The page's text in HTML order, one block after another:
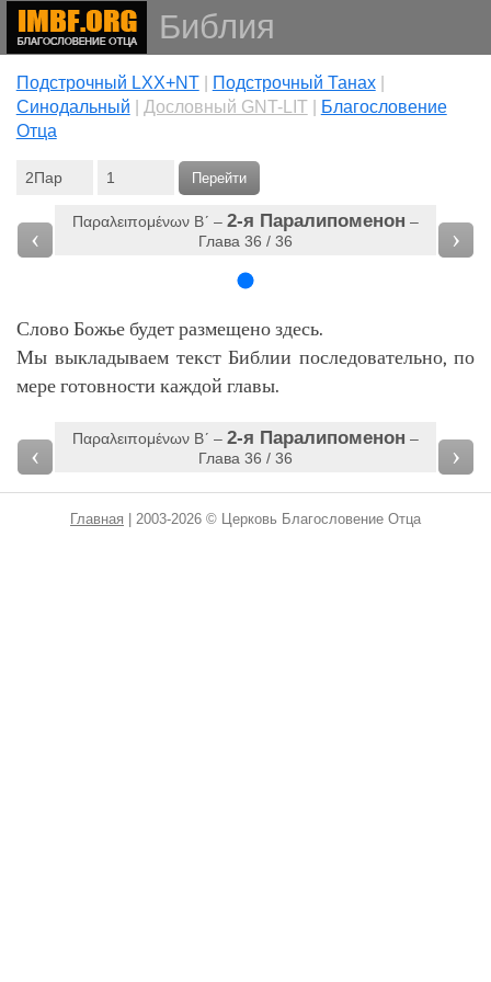
Библия
Подстрочный LXX+NT| Подстрочный Танах|
Cинодальный
Дословный GNT-LIT|
Благословение
Отца
Перейти
‹
Παραλειπομένων Βʹ‎ – 2-я Паралипоменон –
Глава 36 / 36
›
Слово Божье будет размещено здесь.
Мы выкладываем текст Библии последовательно, по
мере готовности каждой главы.
‹
Παραλειπομένων Βʹ‎ – 2-я Паралипоменон –
Глава 36 / 36
›
Главная | 2003-2026 © Церковь Благословение Отца